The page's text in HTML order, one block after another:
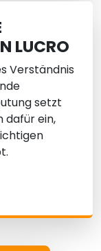
LUCRO
Verständnis
setzt
dafür ein,